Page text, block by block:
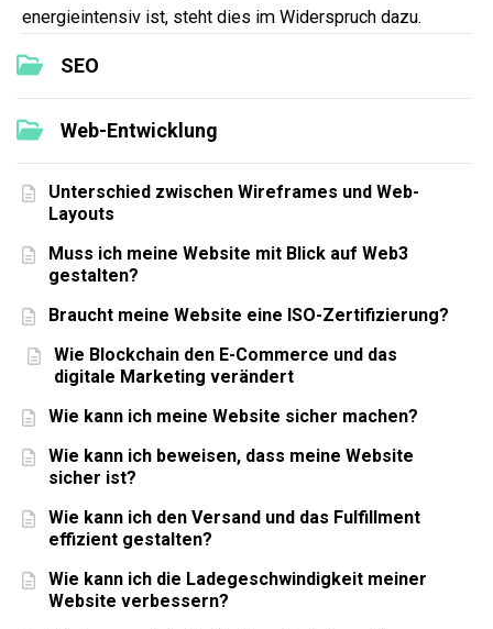
SEO
Web-Entwicklung
Unterschied zwischen Wireframes und Web-
Layouts
Muss ich meine Website mit Blick auf Web3
gestalten?
Braucht meine Website eine ISO-Zertifizierung?
Wie Blockchain den E-Commerce und das
digitale Marketing verändert
Wie kann ich meine Website sicher machen?
Wie kann ich beweisen, dass meine Website
sicher ist?
Wie kann ich den Versand und das Fulfillment
effizient gestalten?
Wie kann ich die Ladegeschwindigkeit meiner
Website verbessern?
energieintensiv ist, steht dies im Widerspruch dazu.